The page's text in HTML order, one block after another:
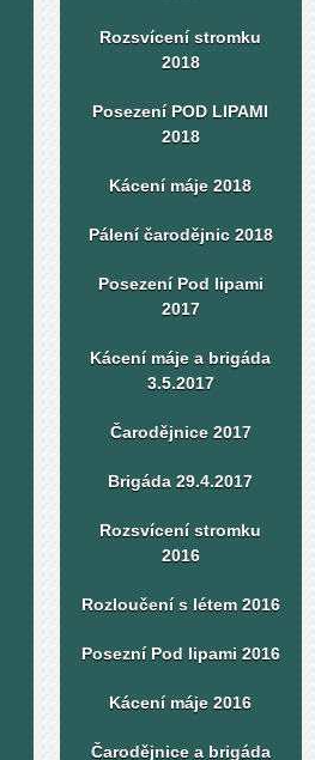
Rozsvícení stromku
2018
Posezení POD LIPAMI
2018
Kácení máje 2018
Pálení čarodějnic 2018
Posezení Pod lipami
2017
Kácení máje a brigáda
3.5.2017
Čarodějnice 2017
Brigáda 29.4.2017
Rozsvícení stromku
2016
Rozloučení s létem 2016
Posezní Pod lipami 2016
Kácení máje 2016
Čarodějnice a brigáda